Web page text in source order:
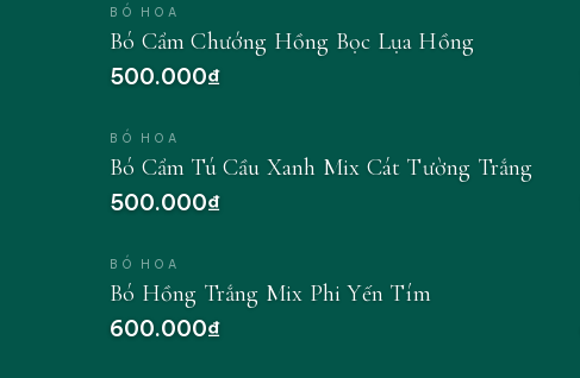
BÓ HOA
Bó Cẩm Chướng Hồng Bọc Lụa Hồng
500.000₫
BÓ HOA
Bó Cẩm Tú Cầu Xanh Mix Cát Tường Trắng
500.000₫
BÓ HOA
Bó Hồng Trắng Mix Phi Yến Tím
600.000₫